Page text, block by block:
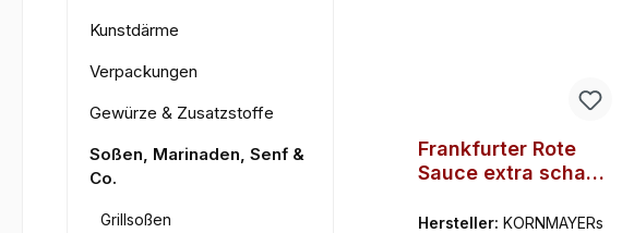
Kunstdärme
Verpackungen
Gewürze & Zusatzstoffe
Soßen, Marinaden, Senf &
Co.
Grillsoßen
Frankfurter Rote
Sauce extra scharf,
Hersteller: KORNMAYERs